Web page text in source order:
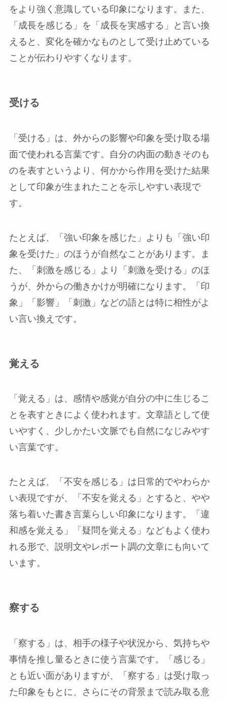
をより強く意識している印象になります。また、
「成長を感じる」を「成長を実感する」と言い換
えると、変化を確かなものとして受け止めている
ことが伝わりやすくなります。
受ける
「受ける」は、外からの影響や印象を受け取る場
面で使われる言葉です。自分の内面の動きそのも
のを表すというより、何かから作用を受けた結果
として印象が生まれたことを示しやすい表現で
す。
たとえば、「強い印象を感じた」よりも「強い印
象を受けた」のほうが自然なことがあります。ま
た、「刺激を感じる」より「刺激を受ける」のほ
うが、外からの働きかけが明確になります。「印
象」「影響」「刺激」などの語とは特に相性がよ
い言い換えです。
覚える
「覚える」は、感情や感覚が自分の中に生じるこ
とを表すときによく使われます。文章語として使
いやすく、少しかたい文脈でも自然になじみやす
い言葉です。
たとえば、「不安を感じる」は日常的でやわらか
い表現ですが、「不安を覚える」とすると、やや
落ち着いた書き言葉らしい印象になります。「違
和感を覚える」「疑問を覚える」などもよく使わ
れる形で、説明文やレポート調の文章にも向いて
います。
察する
「察する」は、相手の様子や状況から、気持ちや
事情を推し量るときに使う言葉です。「感じる」
とも近い面がありますが、「察する」は受け取っ
た印象をもとに、さらにその背景まで読み取る意